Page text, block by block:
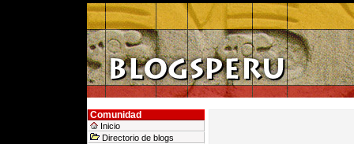
Comunidad
Inicio
Directorio de blogs